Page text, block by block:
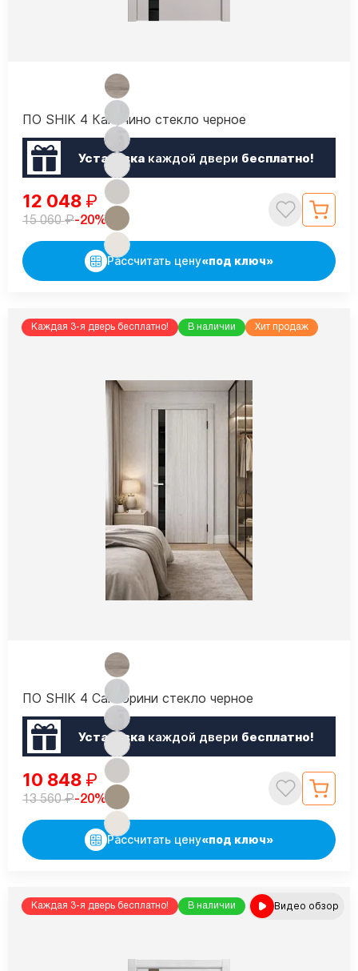
ПО SHIK 4 Капучино стекло черное
Установкакаждой двери бесплатно!
12 048 ₽
15 060₽-20%
Рассчитать цену«под ключ»
Каждая 3-я дверь бесплатно! В наличии Хит продаж
ПО SHIK 4 Санторини стекло черное
Установкакаждой двери бесплатно!
10 848 ₽
13 560₽-20%
Рассчитать цену«под ключ»
Каждая 3-я дверь бесплатно! В наличии Видео обзор